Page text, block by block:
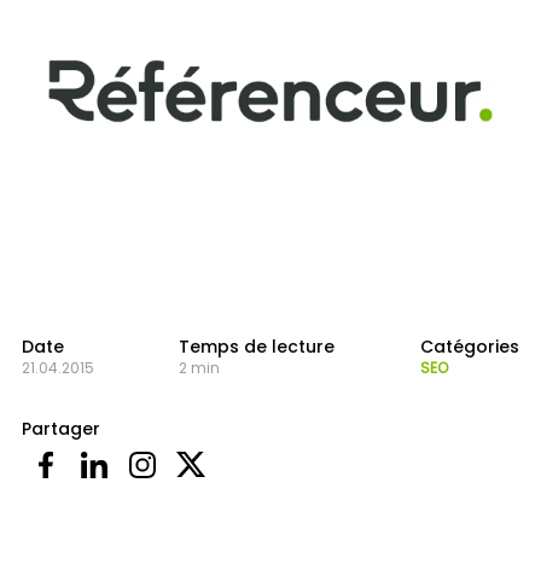
Date
21.04.2015
Temps de lecture
2 min
Catégories
SEO
Partager